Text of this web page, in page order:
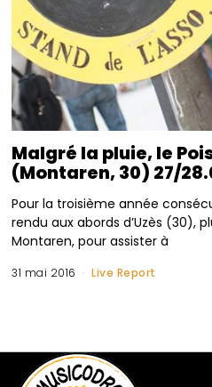
Malgré la pluie, le
(Montaren, 30) 27/
Pour la troisième année
rendu aux abords d’Uzès (30),
Montaren, pour assister à
31 mai 2016 Live Report